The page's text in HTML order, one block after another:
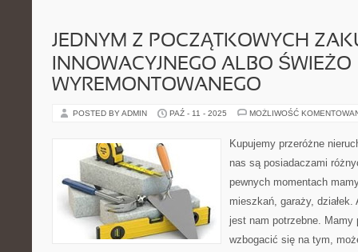
JEDNYM Z POCZĄTKOWYCH
INNOWACYJNEGO ALBO ŚWIEŻO
WYREMONTOWANEGO
POSTED BY ADMIN PAŹ - 11 - 2025 MOŻLIWOŚĆ
Kupujemy przeróżne
nas są posiadaczami
pewnych momentach
mieszkań, garaży,
jest nam potrzebne. Mamy
wzbogacić się na tym,